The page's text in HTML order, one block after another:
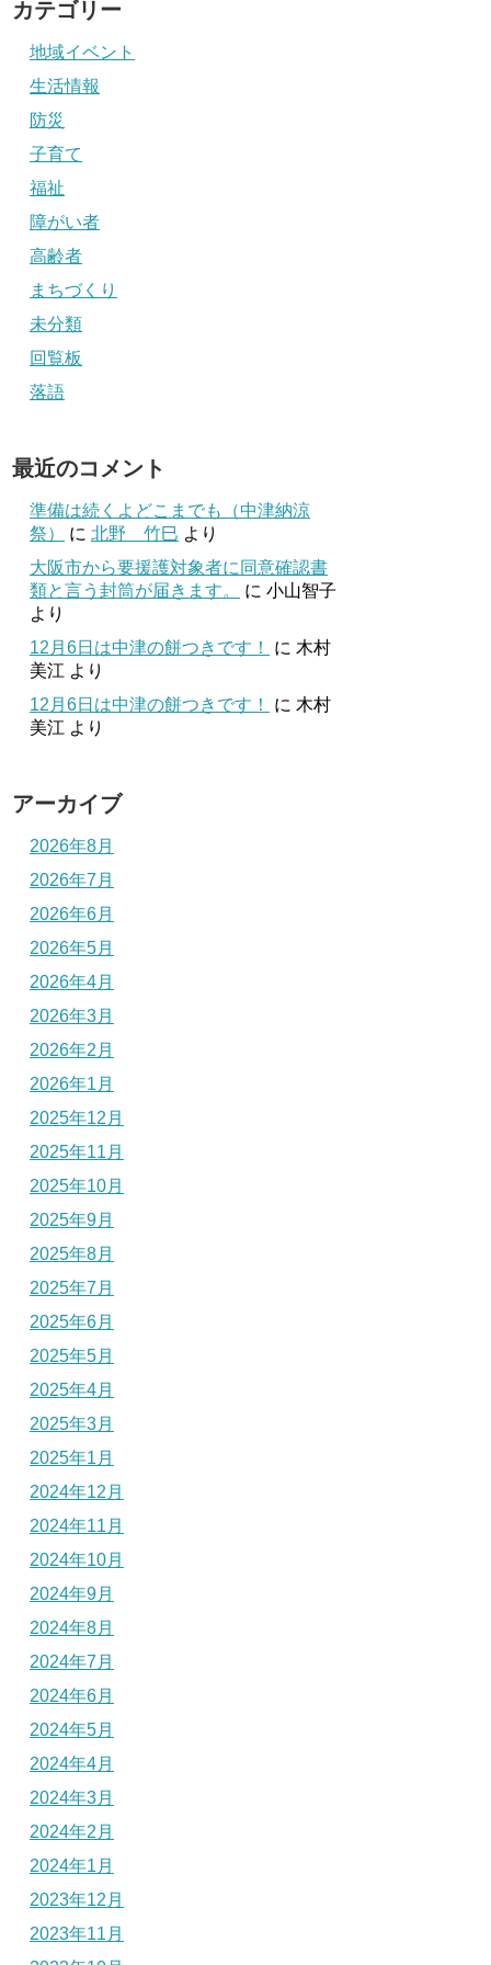
カテゴリー
地域イベント
生活情報
防災
子育て
福祉
障がい者
高齢者
まちづくり
未分類
回覧板
落語
最近のコメント
準備は続くよどこまでも（中津納涼
祭）
に 北野 竹巳 より
大阪市から要援護対象者に同意確認書
類と言う封筒が届きます。
に 小山智子
より
12月6日は中津の餅つきです！
に 木村
美江 より
12月6日は中津の餅つきです！
に 木村
美江 より
アーカイブ
2026年8月
2026年7月
2026年6月
2026年5月
2026年4月
2026年3月
2026年2月
2026年1月
2025年12月
2025年11月
2025年10月
2025年9月
2025年8月
2025年7月
2025年6月
2025年5月
2025年4月
2025年3月
2025年1月
2024年12月
2024年11月
2024年10月
2024年9月
2024年8月
2024年7月
2024年6月
2024年5月
2024年4月
2024年3月
2024年2月
2024年1月
2023年12月
2023年11月